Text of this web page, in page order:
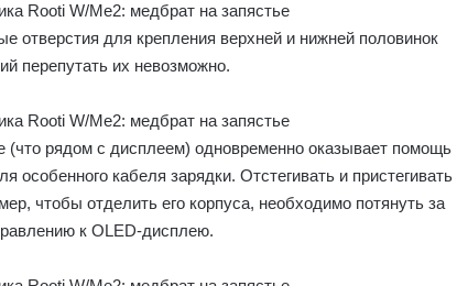
отверстия для крепления верхней и нижней половинок
перепутать их невозможно.
(что рядом с дисплеем) одновременно оказывает помощь
особенного кабеля зарядки. Отстегивать и пристегивать
чтобы отделить его корпуса, необходимо потянуть за
к OLED-дисплею.